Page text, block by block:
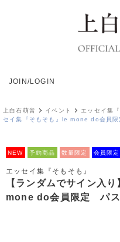
JOIN/LOGIN
上白石萌音 イベント エッセイ集
セイ集『そもそも』le mone do会員
NEW 予約商品 数量限定 会員限定
エッセイ集『そもそも』
【ランダムでサイン入
mone do会員限定 パス